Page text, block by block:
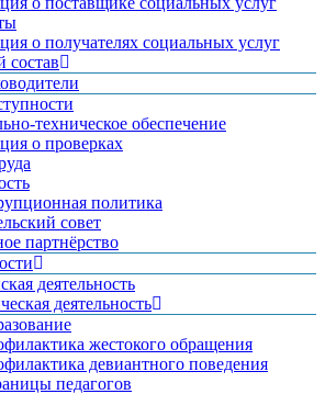
о получателях социальных услуг
состав
техническое обеспечение
о проверках
политика
совет
партнёрство
деятельность
деятельность
жестокого обращения
девиантного поведения
педагогов